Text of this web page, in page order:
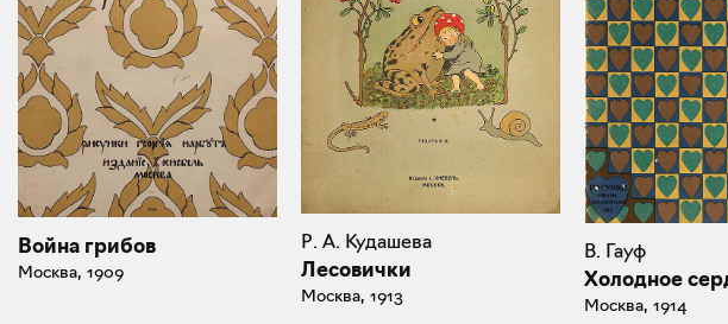
Война грибов
Москва, 1909
Р. А. Кудашева
Лесовички
Москва, 1913
В. Гауф
Холодное
Москва, 1914